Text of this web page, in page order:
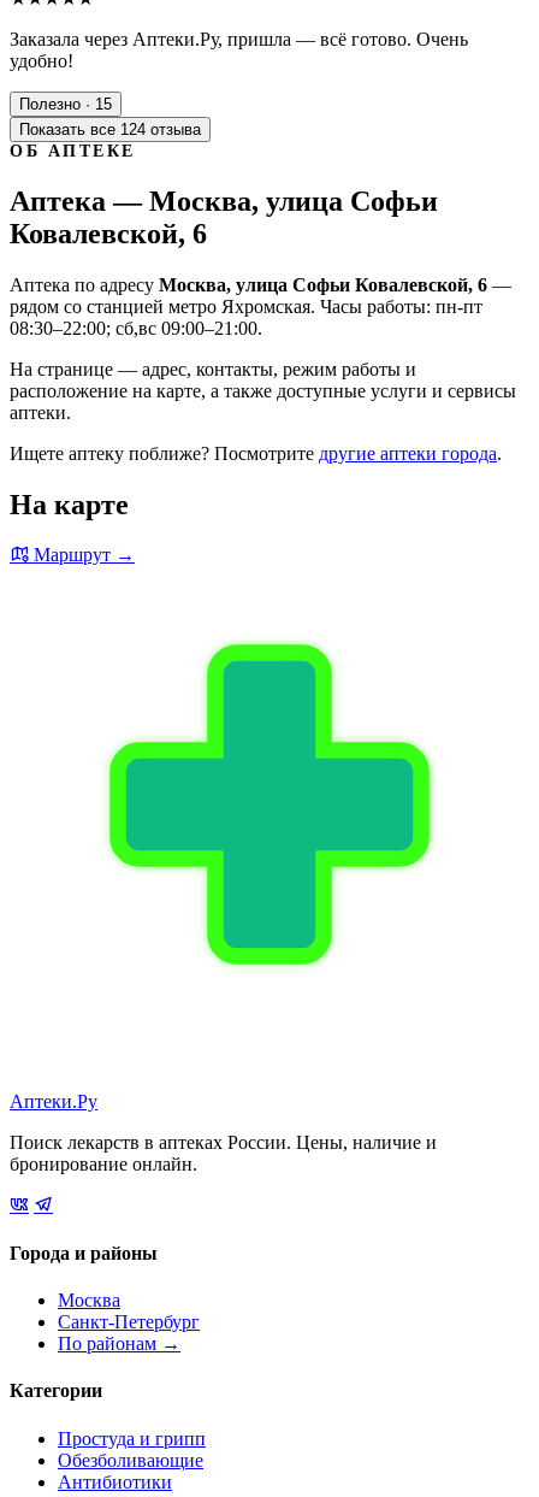
Заказала через Аптеки.Ру, пришла — всё готово. Очень
удобно!
Полезно · 15
Показать все 124 отзыва
ОБ АПТЕКЕ
Аптека — Москва, улица Софьи
Ковалевской, 6
Аптека по адресу Москва, улица Софьи Ковалевской, 6 —
рядом со станцией метро Яхромская. Часы работы: пн-пт
08:30–22:00; сб,вс 09:00–21:00.
На странице — адрес, контакты, режим работы и
расположение на карте, а также доступные услуги и сервисы
аптеки.
Ищете аптеку поближе? Посмотрите другие аптеки города.
На карте
Маршрут →
Аптеки.Ру
Поиск лекарств в аптеках России. Цены, наличие и
бронирование онлайн.
Города и районы
Москва
Санкт-Петербург
По районам →
Категории
Простуда и грипп
Обезболивающие
Антибиотики